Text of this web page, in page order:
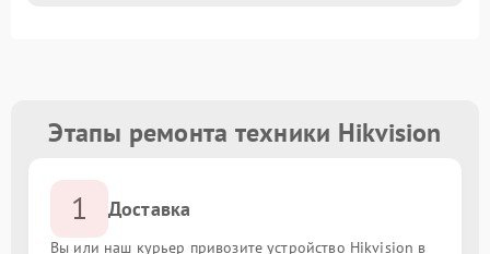
Этапы ремонта техники Hikvision
1 Доставка
Вы или наш курьер привозите устройство Hikvision в